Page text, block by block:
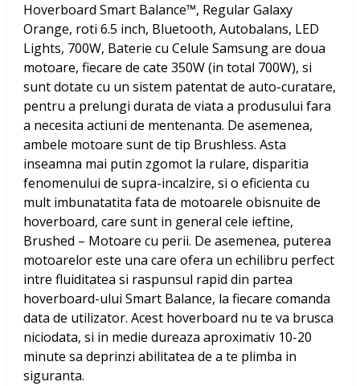
Hoverboard Smart Balance™, Regular Galaxy
Orange, roti 6.5 inch, Bluetooth, Autobalans, LED
Lights, 700W, Baterie cu Celule Samsungare doua
motoare, fiecare de cate 350W (in total 700W), si
sunt dotate cu un sistem patentat de auto-curatare,
pentru a prelungi durata de viata a produsului fara
a necesita actiuni de mentenanta. De asemenea,
ambele motoare sunt de tip Brushless. Asta
inseamna mai putin zgomot la rulare, disparitia
fenomenului de supra-incalzire, si o eficienta cu
mult imbunatatita fata de motoarele obisnuite de
hoverboard, care sunt in general cele ieftine,
Brushed – Motoare cu perii. De asemenea, puterea
motoarelor este una care ofera un echilibru perfect
intre fluiditatea si raspunsul rapid din partea
hoverboard-ului Smart Balance, la fiecare comanda
data de utilizator. Acest hoverboard nu te va brusca
niciodata, si in medie dureaza aproximativ 10-20
minute sa deprinzi abilitatea de a te plimba in
siguranta.